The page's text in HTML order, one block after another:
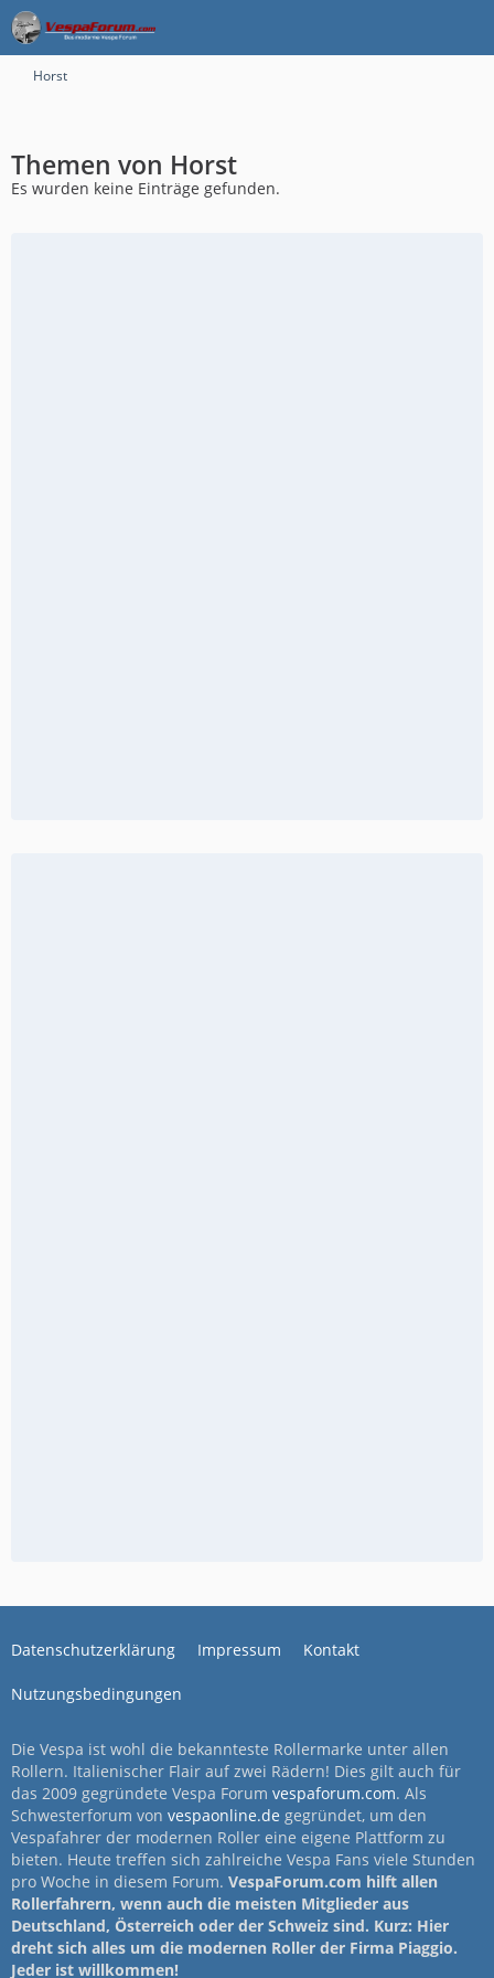
Horst
Themen von Horst
Es wurden keine Einträge gefunden.
Datenschutzerklärung Impressum Kontakt
Nutzungsbedingungen
Die Vespa ist wohl die bekannteste Rollermarke unter allen
Rollern. Italienischer Flair auf zwei Rädern! Dies gilt auch für
das 2009 gegründete Vespa Forum vespaforum.com. Als
Schwesterforum von vespaonline.de gegründet, um den
Vespafahrer der modernen Roller eine eigene Plattform zu
bieten. Heute treffen sich zahlreiche Vespa Fans viele Stunden
pro Woche in diesem Forum. VespaForum.com hilft allen
Rollerfahrern, wenn auch die meisten Mitglieder aus
Deutschland, Österreich oder der Schweiz sind. Kurz: Hier
dreht sich alles um die modernen Roller der Firma Piaggio.
Jeder ist willkommen!